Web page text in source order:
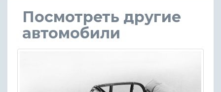
Посмотреть другие
автомобили